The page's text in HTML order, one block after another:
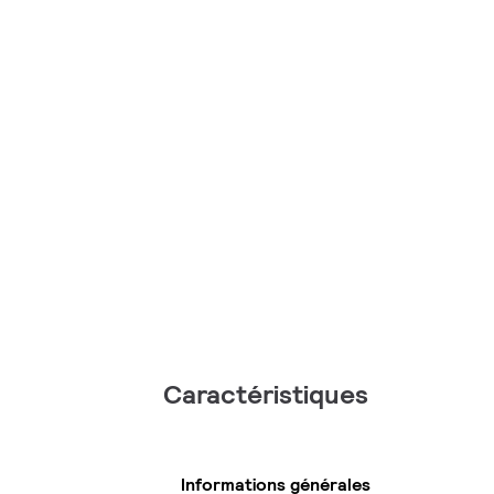
Caractéristiques
Informations générales